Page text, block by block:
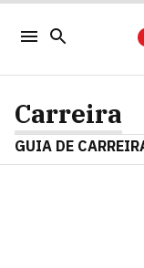
Carreira
GUIA DE